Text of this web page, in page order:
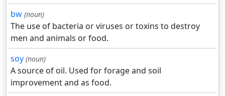
bw (noun)
The use of bacteria or viruses or toxins to destroy
men and animals or food.
soy (noun)
A source of oil. Used for forage and soil
improvement and as food.